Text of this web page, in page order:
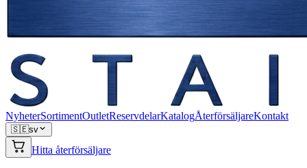
NyheterSortimentOutletReservdelarKatalogÅterförsäljareKontakt
🇸🇪sv
Hitta återförsäljare